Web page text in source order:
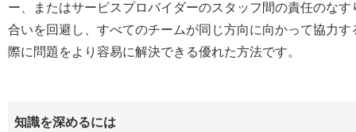
ー、またはサービスプロバイダーのスタッフ間の責任のなす
合いを回避し、すべてのチームが同じ方向に向かって協力す
際に問題をより容易に解決できる優れた方法です。
知識を深めるには